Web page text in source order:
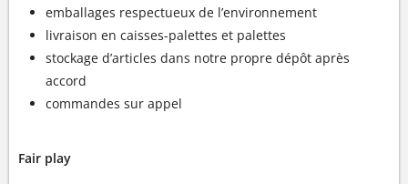
emballages respectueux de l’environnement
livraison en caisses-palettes et palettes
stockage d’articles dans notre propre dépôt après
accord
commandes sur appel
Fair play